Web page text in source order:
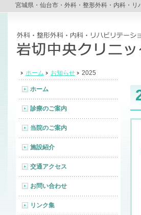
宮城県・仙台市・外科・整形外科・内科・リ
ホーム お知らせ 2025
ホーム
診療のご案内
当院のご案内
施設紹介
交通アクセス
お問い合わせ
リンク集